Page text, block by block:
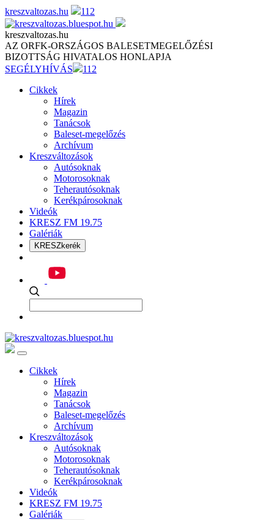
Skip
to
content
kreszvaltozas.hu 112
kreszvaltozas.hu
AZ ORFK-ORSZÁGOS BALESETMEGELŐZÉSI
BIZOTTSÁG HIVATALOS HONLAPJA
SEGÉLYHÍVÁS
112
Cikkek
Hírek
Magazin
Tanácsok
Baleset-megelőzés
Archívum
Kreszváltozások
Autósoknak
Motorosoknak
Teherautósoknak
Kerékpárosoknak
Videók
KRESZ FM 19.75
Galériák
KRESZkerék
Cikkek
Hírek
Magazin
Tanácsok
Baleset-megelőzés
Archívum
Kreszváltozások
Autósoknak
Motorosoknak
Teherautósoknak
Kerékpárosoknak
Videók
KRESZ FM 19.75
Galériák